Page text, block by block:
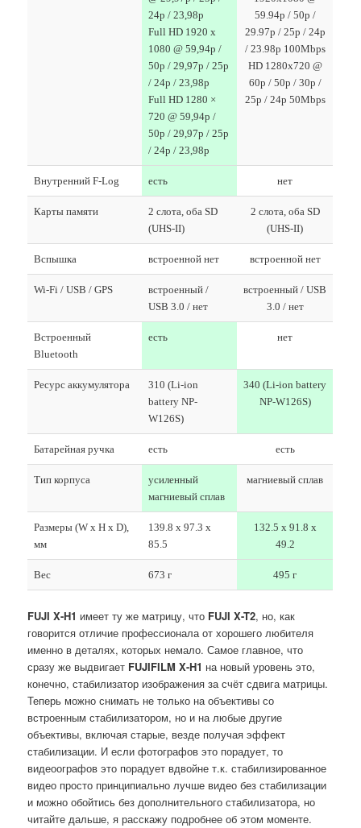
24p / 23,98p
Full HD 1920 x
1080 @ 59,94p /
50p / 29,97p / 25p
/ 24p / 23,98p
Full HD 1280 ×
720 @ 59,94p /
50p / 29,97p / 25p
/ 24p / 23,98p
59.94p / 50p /
29.97p / 25p / 24p
/ 23.98p 100Mbps
HD 1280x720 @
60p / 50p / 30p /
25p / 24p 50Mbps
Внутренний F-Log есть нет
Карты памяти
2 слота, оба SD
(UHS-II)
2 слота, оба SD
(UHS-II)
Вспышка встроенной нет встроенной нет
Wi-Fi / USB / GPS
встроенный /
USB 3.0 / нет
встроенный / USB
3.0 / нет
Встроенный
Bluetooth
есть нет
Ресурс аккумулятора
310 (Li-ion
battery NP-
W126S)
340 (Li-ion battery
NP-W126S)
Батарейная ручка есть есть
Тип корпуса
усиленный
магниевый сплав
магниевый сплав
Размеры (W x H x D),
мм
139.8 x 97.3 x
85.5
132.5 x 91.8 x
49.2
Вес 673 г 495 г
FUJI X-H1 имеет ту же матрицу, что FUJI X-T2, но, как
говорится отличие профессионала от хорошего любителя
именно в деталях, которых немало. Самое главное, что
сразу же выдвигает FUJIFILM X-H1 на новый уровень это,
конечно, стабилизатор изображения за счёт сдвига матрицы.
Теперь можно снимать не только на объективы со
встроенным стабилизатором, но и на любые другие
объективы, включая старые, везде получая эффект
стабилизации. И если фотографов это порадует, то
видеоографов это порадует вдвойне т.к. стабилизированное
видео просто принципиально лучше видео без стабилизации
и можно обойтись без дополнительного стабилизатора, но
читайте дальше, я расскажу подробнее об этом моменте.